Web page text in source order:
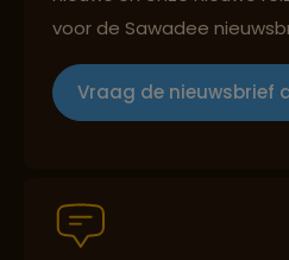
Groepsreizen mét
voor de Sawadee
Vraag de nieuwsbrief